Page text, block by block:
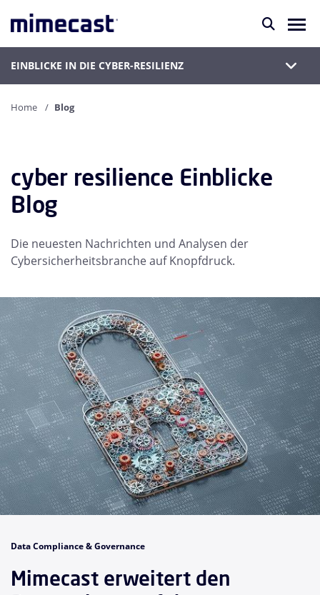
EINBLICKE IN DIE CYBER-RESILIENZ
Home Blog
cyber resilience Einblicke
Blog
Die neuesten Nachrichten und Analysen der
Cybersicherheitsbranche auf Knopfdruck.
Data Compliance & Governance
Mimecast erweitert den